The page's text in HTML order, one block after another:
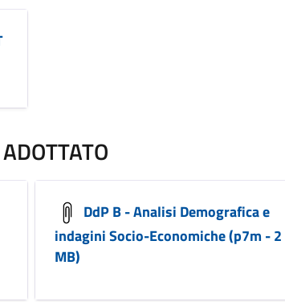
DdP B - Analisi Demografica e
indagini Socio-Economiche (p7m - 2
MB)